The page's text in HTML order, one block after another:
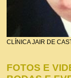
CLÍNICA JAIR DE
FOTOS E